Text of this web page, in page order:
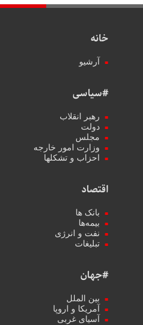
خانه
آرشیو
#سیاسی
رهبر انقلاب
دولت
مجلس
وزارت امور خارجه
احزاب و تشکلها
اقتصاد
بانک ها
بیمه‌ها
نفت و انرژی
تبلیغات
#جهان
بین الملل
آمریکا و اروپا
آسیای غربی